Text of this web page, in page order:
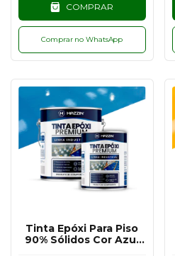
COMPRAR
Comprar no WhatsApp
Tinta Epóxi Para Piso
90% Sólidos Cor Azul